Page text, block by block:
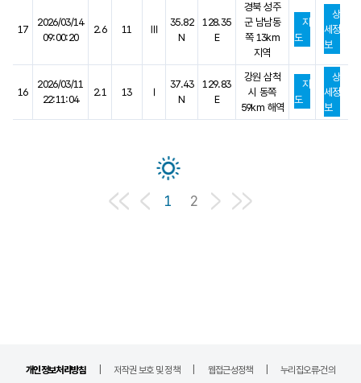
17
2026/03/14
09:00:20
2.6 11 Ⅲ
35.82
N
128.35
E
경북 성주
군 남남동
쪽 13km
지역
지
도
상
세정
보
16
2026/03/11
22:11:04
2.1 13 Ⅰ
37.43
N
129.83
E
강원 삼척
시 동쪽
59km 해역
지
도
상
세정
보
1 2
관련 페이지 링크
개인정보처리방침 저작권 보호 및 정책 웹접근성정책 누리집오류·건의